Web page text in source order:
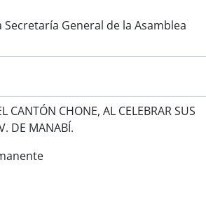
General de la Asamblea
CANTÓN CHONE, AL CELEBRAR SUS
DE MANABÍ.